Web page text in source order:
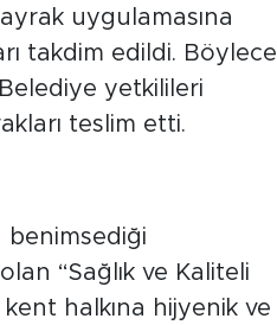
uygulamasına
takdim edildi. Böylece
yetkilileri
teslim etti.
benimsediği
“Sağlık ve Kaliteli
halkına hijyenik ve